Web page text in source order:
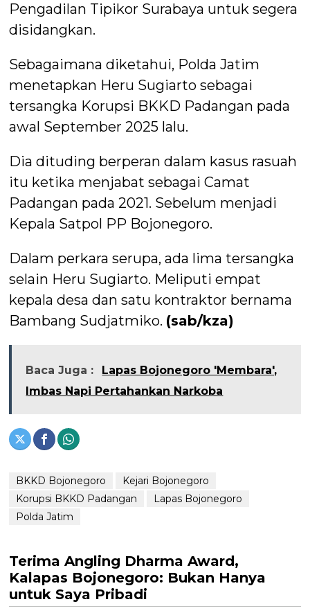
Pengadilan Tipikor Surabaya untuk segera
disidangkan.
Sebagaimana diketahui, Polda Jatim
menetapkan Heru Sugiarto sebagai
tersangka Korupsi BKKD Padangan pada
awal September 2025 lalu.
Dia dituding berperan dalam kasus rasuah
itu ketika menjabat sebagai Camat
Padangan pada 2021. Sebelum menjadi
Kepala Satpol PP Bojonegoro.
Dalam perkara serupa, ada lima tersangka
selain Heru Sugiarto. Meliputi empat
kepala desa dan satu kontraktor bernama
Bambang Sudjatmiko. (sab/kza)
Baca Juga :
Lapas Bojonegoro 'Membara',
Imbas Napi Pertahankan Narkoba
BKKD Bojonegoro
Kejari Bojonegoro
Korupsi BKKD Padangan
Lapas Bojonegoro
Polda Jatim
Terima Angling Dharma Award,
Kalapas Bojonegoro: Bukan Hanya
untuk Saya Pribadi